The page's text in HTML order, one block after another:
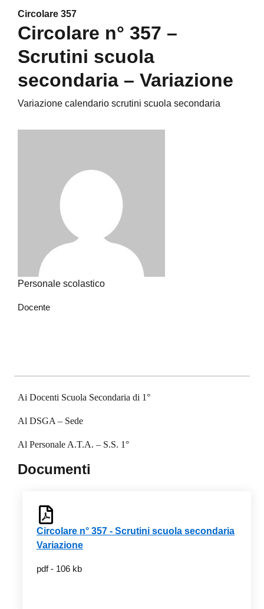
Circolare 357
Circolare n° 357 –
Scrutini scuola
secondaria – Variazione
Variazione calendario scrutini scuola secondaria
Personale scolastico
Docente
Ai Docenti Scuola Secondaria di 1°
Al DSGA – Sede
Al Personale A.T.A. – S.S. 1°
Documenti
Circolare n° 357 - Scrutini scuola secondaria
Variazione
pdf - 106 kb